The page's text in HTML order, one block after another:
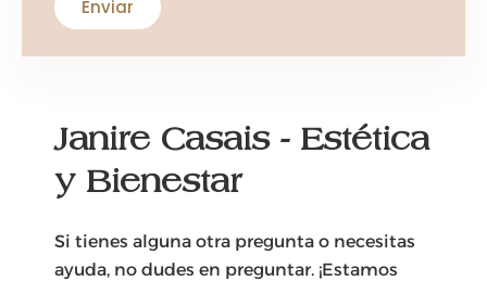
Janire Casais - Estética
y Bienestar
Si tienes alguna otra pregunta o necesitas
ayuda, no dudes en preguntar. ¡Estamos